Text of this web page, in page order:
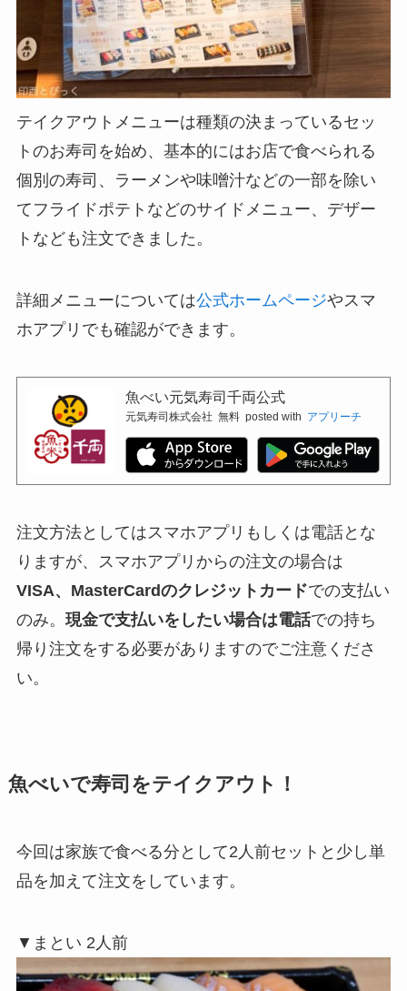
テイクアウトメニューは種類の決まっているセッ
トのお寿司を始め、基本的にはお店で食べられる
個別の寿司、ラーメンや味噌汁などの一部を除い
てフライドポテトなどのサイドメニュー、デザー
トなども注文できました。
詳細メニューについては公式ホームページやスマ
ホアプリでも確認ができます。
魚べい元気寿司千両公式
元気寿司株式会社 無料 posted with アプリーチ
注文方法としてはスマホアプリもしくは電話とな
りますが、スマホアプリからの注文の場合は
VISA、MasterCardのクレジットカードでの支払い
のみ。 現金で支払いをしたい場合は電話での持ち
帰り注文をする必要がありますのでご注意くださ
い。
魚べいで寿司をテイクアウト！
今回は家族で食べる分として2人前セットと少し単
品を加えて注文をしています。
▼まとい 2人前